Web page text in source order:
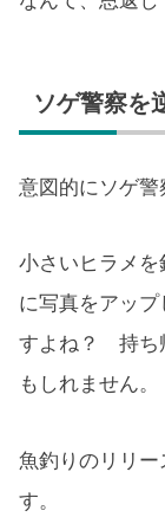
ソゲ警察を
意図的にソゲ警
小さいヒラメ
に写真をアッ
すよね？ 持ち
もしれません。
魚釣りのリリー
す。